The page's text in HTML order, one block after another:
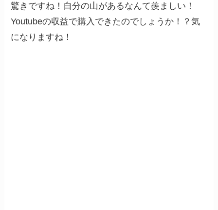
驚きですね！自分の山があるなんて羨ましい！
Youtubeの収益で購入できたのでしょうか！？気
になりますね！